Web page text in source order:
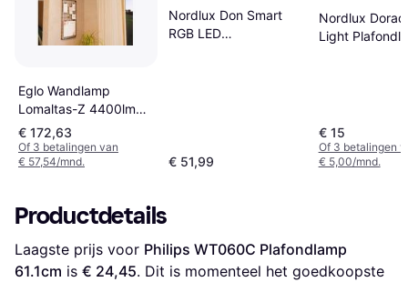
Eglo Wandlamp
Lomaltas-Z 4400lm
Plafondlamp
€ 172,63
Of 3 betalingen van
€ 57,54/mnd.
Nordlux Don Smart
RGB LED
€ 51,99
Nordlux
Light
€ 15
Of 3 betalingen
€ 5,00/mnd.
Productdetails
Laagste prijs voor Philips WT060C Plafondlamp
61.1cm is € 24,45. Dit is momenteel het goedkoopste